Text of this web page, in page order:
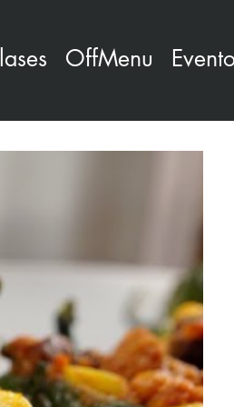
OffMenu